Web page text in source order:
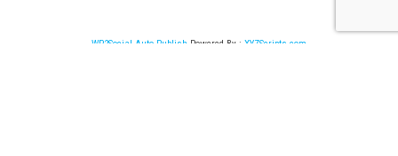
WP2Social Auto Publish Powered By : XYZScripts.com